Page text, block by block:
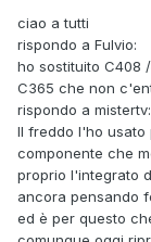
ciao a tutti
rispondo a Fulvio:
ho sostituito C408
C365 che non
rispondo a mistertv:
Il freddo l'ho usato
componente che
proprio l'integrato
ancora pensando
ed è per questo